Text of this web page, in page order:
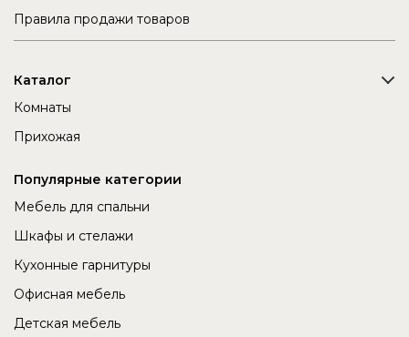
Правила продажи товаров
Каталог
Комнаты
Прихожая
Популярные категории
Мебель для спальни
Шкафы и стелажи
Кухонные гарнитуры
Офисная мебель
Детская мебель